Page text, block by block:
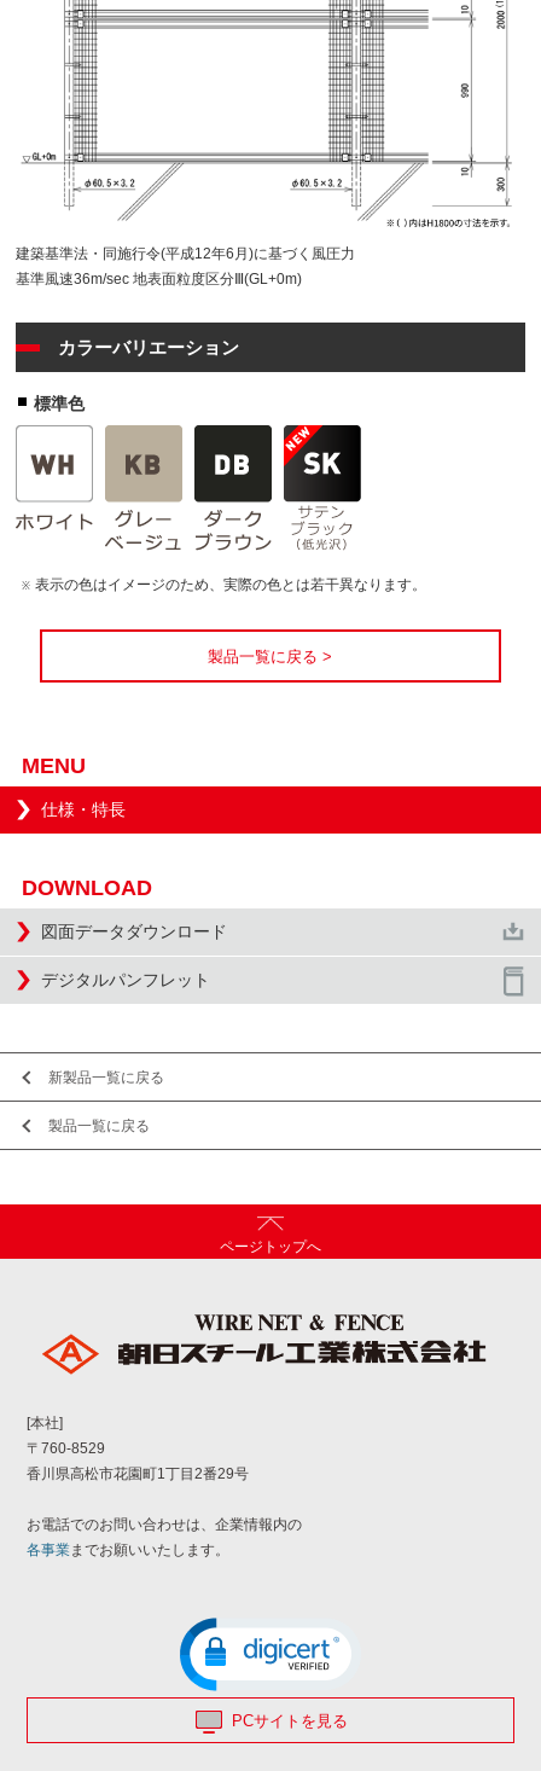
建築基準法・同施行令(平成12年6月)に基づく風圧力
基準風速36m/sec 地表面粒度区分Ⅲ(GL+0m)
カラーバリエーション
標準色
※ 表示の色はイメージのため、実際の色とは若干異なります。
製品一覧に戻る >
MENU
仕様・特長
DOWNLOAD
図面データダウンロード
デジタルパンフレット
新製品一覧に戻る
製品一覧に戻る
ページトップへ
[本社]
〒760-8529
香川県高松市花園町1丁目2番29号
お電話でのお問い合わせは、企業情報内の
各事業までお願いいたします。
PCサイトを見る